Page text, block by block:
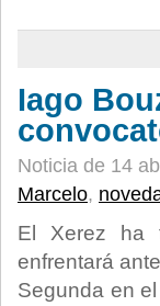
Iago
Noticia de 14
Marcelo,
El Xerez ha
enfrentará
Segunda en